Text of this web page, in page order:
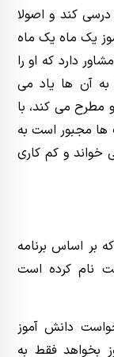
کند و اصولا
یک ماه یک ماه
دارد که او را
به آن ها یاد می
مطرح می کند، با
ها مجبور است به
و کم کاری
بر اساس برنامه
نام کرده است
دانش آموز
بخواهد فقط به